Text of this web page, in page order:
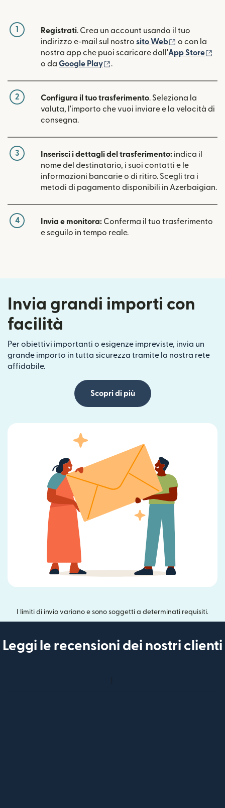
1 Registrati. Crea un account usando il tuo
indirizzo e-mail sul nostro sito Web (si apre in
o con la
nostra app che puoi scaricare dall'App Store
o da Google Play .
2 Configura il tuo trasferimento. Seleziona la
valuta, l'importo che vuoi inviare e la velocità di
consegna.
3 Inserisci i dettagli del trasferimento: indica il
nome del destinatario, i suoi contatti e le
informazioni bancarie o di ritiro. Scegli tra i
metodi di pagamento disponibili in Azerbaigian.
4 Invia e monitora: Conferma il tuo trasferimento
e seguilo in tempo reale.
Invia grandi importi con
facilità
Per obiettivi importanti o esigenze impreviste, invia un
grande importo in tutta sicurezza tramite la nostra rete
affidabile.
Scopri di più
I limiti di invio variano e sono soggetti a determinati requisiti.
Leggi le recensioni dei nostri clienti